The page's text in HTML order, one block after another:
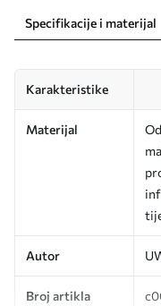
Specifikacije i materijal
Karakteristike
Materijal
Autor
Broj artikla